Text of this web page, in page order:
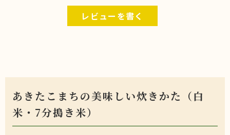
レビューを書く
あきたこまちの美味しい炊きかた（白
米・7分搗き米）